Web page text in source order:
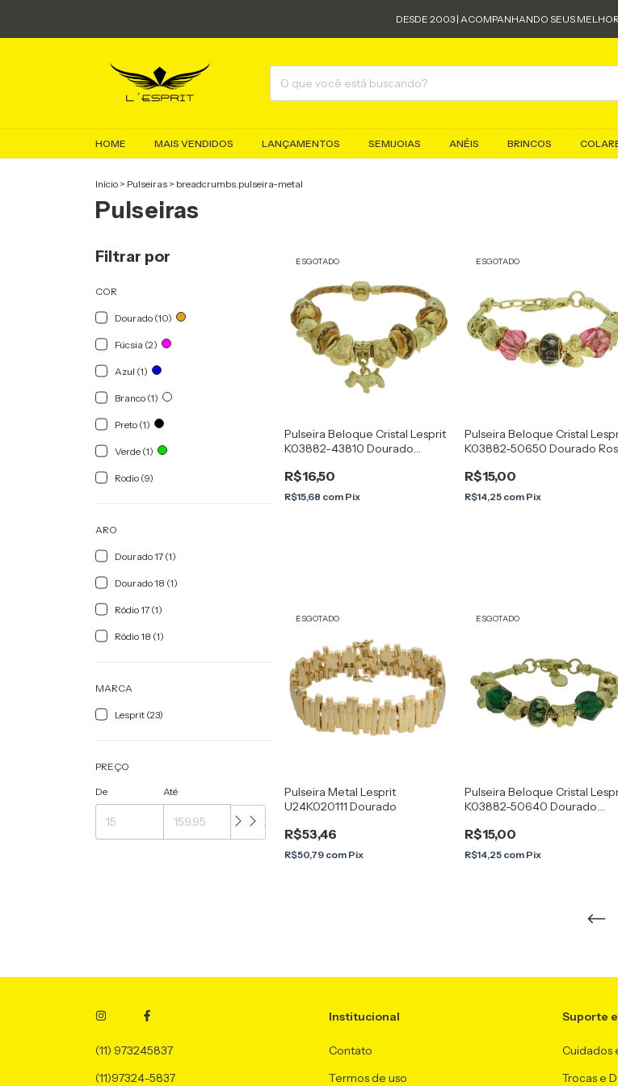
DESDE 2003 | ACOMPANHANDO SEUS
HOME MAIS VENDIDOS LANÇAMENTOS SEMIJOIAS ANÉIS BRINCOS
Início > Pulseiras > breadcrumbs.pulseira-metal
Pulseiras
Filtrar por
COR
Dourado (10)
Fúcsia (2)
Azul (1)
Branco (1)
Preto (1)
Verde (1)
Rodio (9)
ARO
Dourado 17 (1)
Dourado 18 (1)
Ródio 17 (1)
Ródio 18 (1)
MARCA
Lesprit (23)
PREÇO
De Até
ESGOTADO
Pulseira Beloque Cristal Lesprit
K03882-43810 Dourado
R$16,50
R$15,68 com Pix
ESGOTADO
Pulseira Beloque Cristal
K03882-50650 Dourado
R$15,00
R$14,25 com Pix
ESGOTADO
Pulseira Metal Lesprit
U24K020111 Dourado
R$53,46
R$50,79 com Pix
ESGOTADO
Pulseira Beloque Cristal
K03882-50640 Dourado
R$15,00
R$14,25 com Pix
(11) 973245837
(11)97324-5837
Institucional
Contato
Termos de uso
Suporte
Cuidados
Trocas e